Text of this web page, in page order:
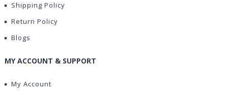
Shipping Policy
Return Policy
Blogs
MY ACCOUNT & SUPPORT
My Account